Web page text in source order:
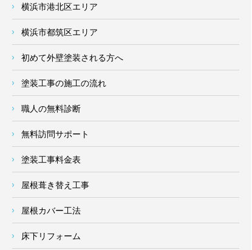
横浜市港北区エリア
横浜市都筑区エリア
初めて外壁塗装される方へ
塗装工事の施工の流れ
職人の無料診断
無料訪問サポート
塗装工事料金表
屋根葺き替え工事
屋根カバー工法
床下リフォーム